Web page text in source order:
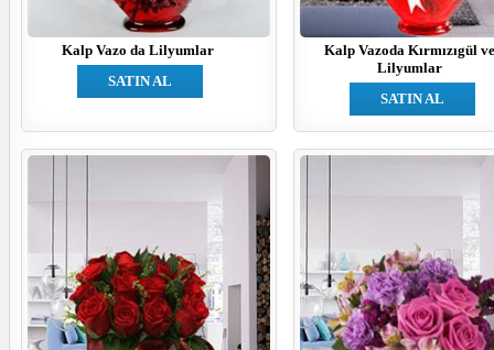
Kalp Vazo da Lilyumlar
SATIN AL
Kalp Vazoda Kırmızıgül
Lilyumlar
SATIN AL